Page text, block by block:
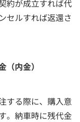
約が成立すれば代
セルすれば返還さ
内金）
する際に、購入意
。納車時に残代金